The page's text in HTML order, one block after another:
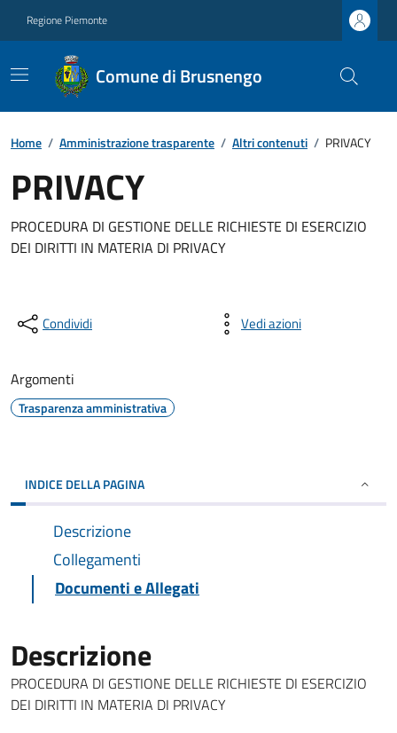
Regione Piemonte
Comune di Brusnengo
Home / Amministrazione trasparente / Altri contenuti / PRIVACY
PRIVACY
PROCEDURA DI GESTIONE DELLE RICHIESTE DI ESERCIZIO
DEI DIRITTI IN MATERIA DI PRIVACY
Condividi Vedi azioni
Argomenti
Trasparenza amministrativa
INDICE DELLA PAGINA
Descrizione
Collegamenti
Documenti e Allegati
Descrizione
PROCEDURA DI GESTIONE DELLE RICHIESTE DI ESERCIZIO
DEI DIRITTI IN MATERIA DI PRIVACY